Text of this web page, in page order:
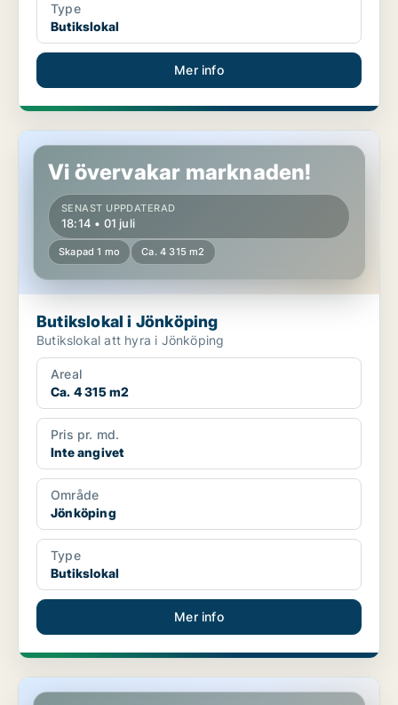
Type
Butikslokal
Mer info
Butikslokal i Jönköping
Vi övervakar marknaden!
SENAST UPPDATERAD
18:14 • 01 juli
Skapad 1 mo Ca. 4 315 m2
Butikslokal i Jönköping
Butikslokal att hyra i Jönköping
Areal
Ca. 4 315 m2
Pris pr. md.
Inte angivet
Område
Jönköping
Type
Butikslokal
Mer info
Butikslokal i Jönköping, Taberg